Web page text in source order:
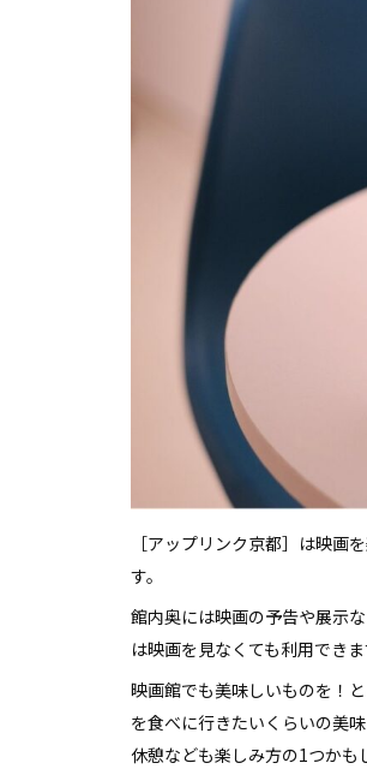
［アップリンク京都］は映画
す。
館内奥には映画の予告や展示
は映画を見なくても利用できま
映画館でも美味しいものを！
を食べに行きたいくらいの美
休憩なども楽しみ方の1つかも